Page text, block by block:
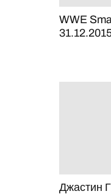
WWE
Джастин